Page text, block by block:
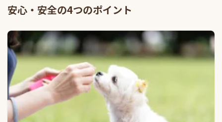
安心・安全の4つのポイント